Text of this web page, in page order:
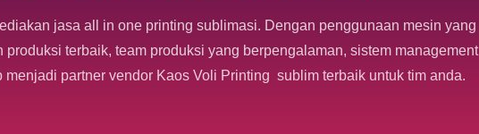
jasa all in one printing sublimasi. Dengan penggunaan mesin yang
produksi terbaik, team produksi yang berpengalaman, sistem management
menjadi partner vendor Kaos Voli Printing sublim terbaik untuk tim anda.